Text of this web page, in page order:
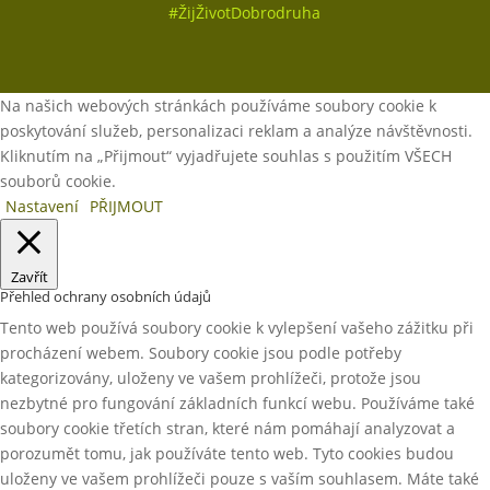
#ŽijŽivotDobrodruha
Na našich webových stránkách používáme soubory cookie k
poskytování služeb, personalizaci reklam a analýze návštěvnosti.
Kliknutím na „Přijmout“ vyjadřujete souhlas s použitím VŠECH
souborů cookie.
Nastavení PŘIJMOUT
Zavřít
Přehled ochrany osobních údajů
Tento web používá soubory cookie k vylepšení vašeho zážitku při
procházení webem. Soubory cookie jsou podle potřeby
kategorizovány, uloženy ve vašem prohlížeči, protože jsou
nezbytné pro fungování základních funkcí webu. Používáme také
soubory cookie třetích stran, které nám pomáhají analyzovat a
porozumět tomu, jak používáte tento web. Tyto cookies budou
uloženy ve vašem prohlížeči pouze s vaším souhlasem. Máte také